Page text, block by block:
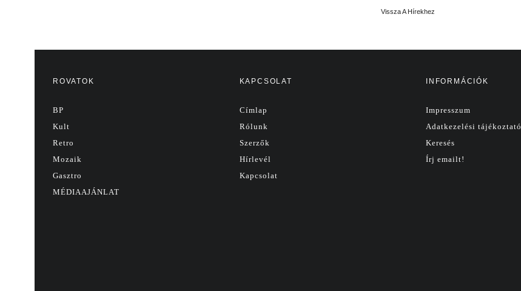
Vissza A Hírekhez
ROVATOK
BP
Kult
Retro
Mozaik
Gasztro
MÉDIAAJÁNLAT
KAPCSOLAT
Címlap
Rólunk
Szerzők
Hírlevél
Kapcsolat
INFORMÁCIÓK
Impresszum
Adatkezelési tájékoztató
Keresés
Írj emailt!